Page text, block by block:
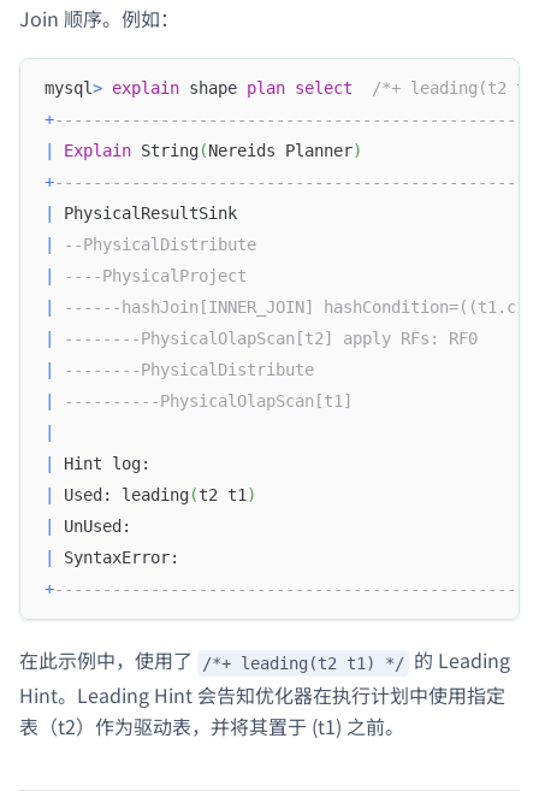
Join 顺序。例如：
mysql> explain shape plan select
/*+ leading(t2
+
Explain String(Nereids Planner)
+
--PhysicalDistribute
----PhysicalProject
------hashJoin[INNER_JOIN]
--------PhysicalOlapScan[t2] apply
--------PhysicalDistribute
----------PhysicalOlapScan[t1]
Used: leading(t2 t1)
+
在此示例中，使用了 /*+ leading(t2 t1) */ 的 Leading
Hint。Leading Hint 会告知优化器在执行计划中使用指定
表（t2）作为驱动表，并将其置于 (t1) 之前。